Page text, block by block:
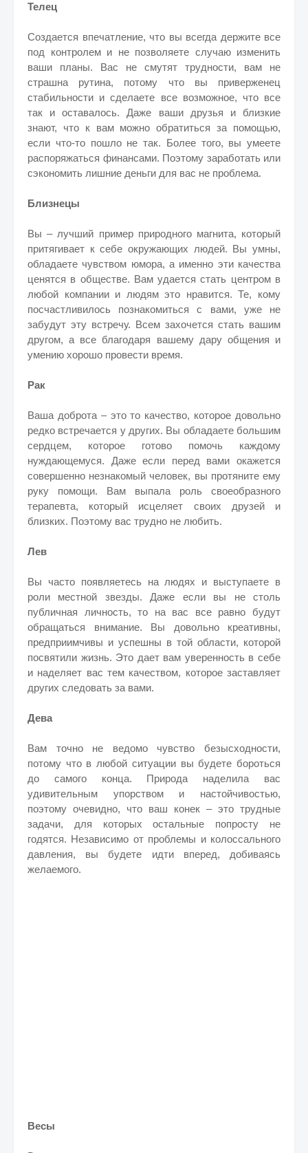
Телец
Создается впечатление, что вы всегда держите все
под контролем и не позволяете случаю изменить
ваши планы. Вас не смутят трудности, вам не
страшна рутина, потому что вы приверженец
стабильности и сделаете все возможное, что все
так и оставалось. Даже ваши друзья и близкие
знают, что к вам можно обратиться за помощью,
если что-то пошло не так. Более того, вы умеете
распоряжаться финансами. Поэтому заработать или
сэкономить лишние деньги для вас не проблема.
Близнецы
Вы – лучший пример природного магнита, который
притягивает к себе окружающих людей. Вы умны,
обладаете чувством юмора, а именно эти качества
ценятся в обществе. Вам удается стать центром в
любой компании и людям это нравится. Те, кому
посчастливилось познакомиться с вами, уже не
забудут эту встречу. Всем захочется стать вашим
другом, а все благодаря вашему дару общения и
умению хорошо провести время.
Рак
Ваша доброта – это то качество, которое довольно
редко встречается у других. Вы обладаете большим
сердцем, которое готово помочь каждому
нуждающемуся. Даже если перед вами окажется
совершенно незнакомый человек, вы протяните ему
руку помощи. Вам выпала роль своеобразного
терапевта, который исцеляет своих друзей и
близких. Поэтому вас трудно не любить.
Лев
Вы часто появляетесь на людях и выступаете в
роли местной звезды. Даже если вы не столь
публичная личность, то на вас все равно будут
обращаться внимание. Вы довольно креативны,
предприимчивы и успешны в той области, которой
посвятили жизнь. Это дает вам уверенность в себе
и наделяет вас тем качеством, которое заставляет
других следовать за вами.
Дева
Вам точно не ведомо чувство безысходности,
потому что в любой ситуации вы будете бороться
до самого конца. Природа наделила вас
удивительным упорством и настойчивостью,
поэтому очевидно, что ваш конек – это трудные
задачи, для которых остальные попросту не
годятся. Независимо от проблемы и колоссального
давления, вы будете идти вперед, добиваясь
желаемого.
Весы